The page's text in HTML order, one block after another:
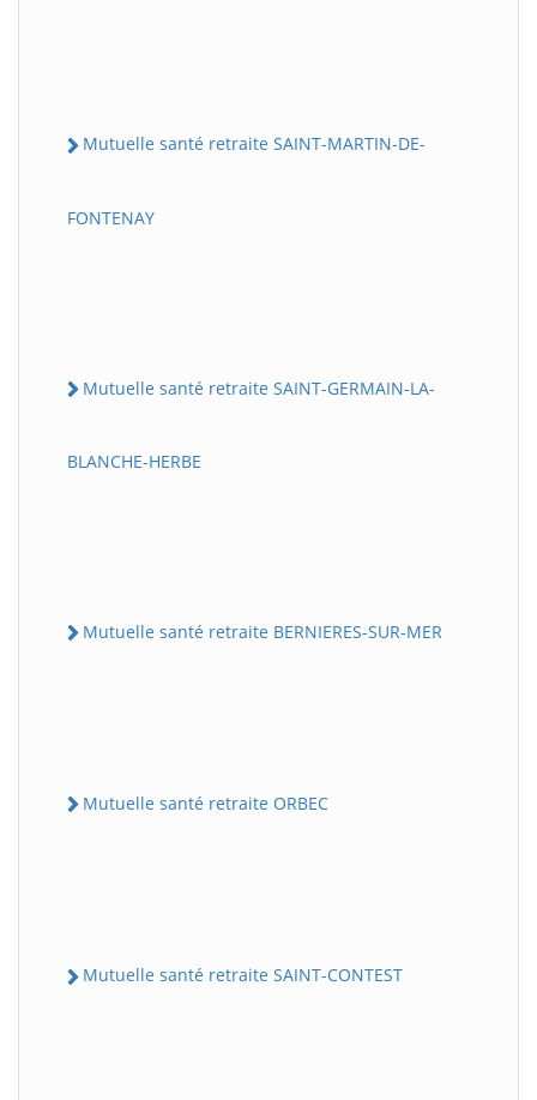
Mutuelle santé retraite SAINT-MARTIN-DE-
FONTENAY
Mutuelle santé retraite SAINT-GERMAIN-LA-
BLANCHE-HERBE
Mutuelle santé retraite BERNIERES-SUR-MER
Mutuelle santé retraite ORBEC
Mutuelle santé retraite SAINT-CONTEST